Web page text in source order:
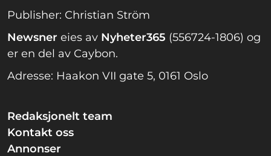
Publisher: Christian Ström
Newsner eies av Nyheter365 (556724-1806) og
er en del av Caybon.
Adresse: Haakon VII gate 5, 0161 Oslo
Redaksjonelt team
Kontakt oss
Annonser